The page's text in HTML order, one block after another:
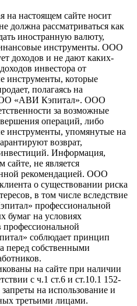
на настоящем сайте носит
должна рассматриваться как
иностранную валюту,
инструменты. ООО
доходов и не дают каких-
инвестора от
инструменты, которые
полагаясь на
«АВИ Кэпитал». ООО
за возможные
операций, либо
инструменты, упомянутые на
возврат,
Информация,
сайте, не является
рекомендацией. ООО
о существовании риска
в том числе вследствие
профессиональной
бумаг на условиях
соблюдает принцип
перед собственными
на сайте при наличии
с ч.1 ст.6 и ст.10.1 152-
на использование и
третьими лицами.